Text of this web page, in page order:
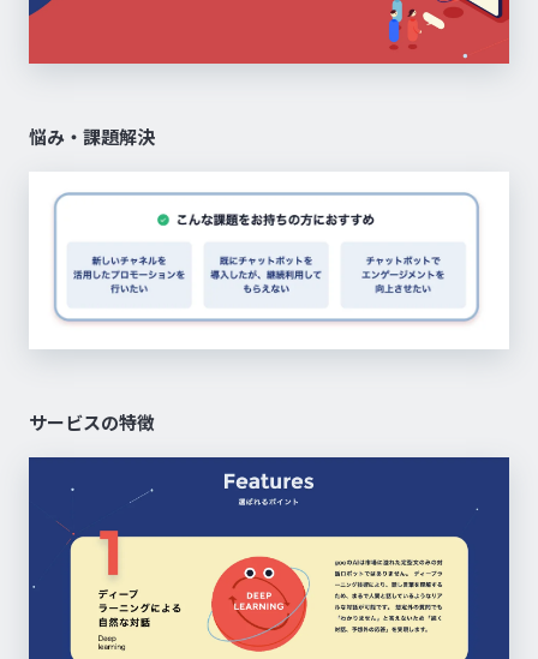
悩み・課題解決
サービスの特徴